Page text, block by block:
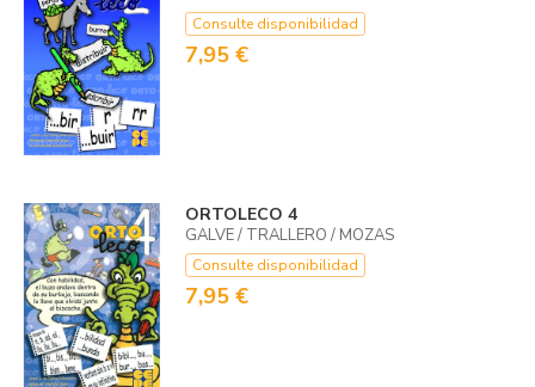
Consulte disponibilidad
7,95 €
ORTOLECO 4
GALVE / TRALLERO / MOZAS
Consulte disponibilidad
7,95 €